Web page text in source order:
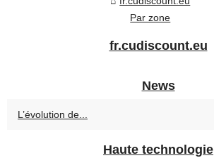
Par zone
fr.cudiscount.eu
News
L’évolution de...
Haute technologie